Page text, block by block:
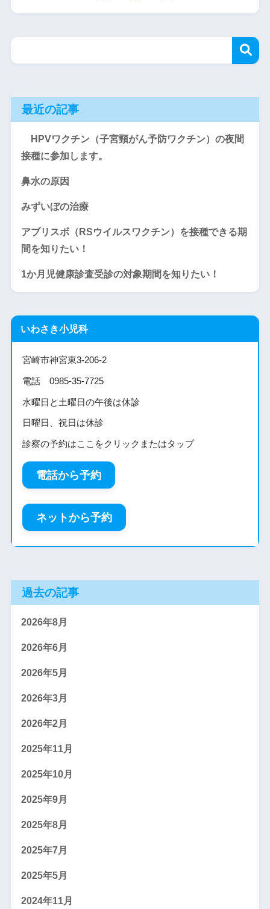
最近の記事
HPVワクチン（子宮頸がん予防ワクチン）の夜間
接種に参加します。
鼻水の原因
みずいぼの治療
アブリスボ（RSウイルスワクチン）を接種できる期
間を知りたい！
1か月児健康診査受診の対象期間を知りたい！
いわさき小児科
宮崎市神宮東3-206-2
電話 0985-35-7725
水曜日と土曜日の午後は休診
日曜日、祝日は休診
診察の予約はここをクリックまたはタップ
電話から予約
ネットから予約
過去の記事
2026年8月
2026年6月
2026年5月
2026年3月
2026年2月
2025年11月
2025年10月
2025年9月
2025年8月
2025年7月
2025年5月
2024年11月